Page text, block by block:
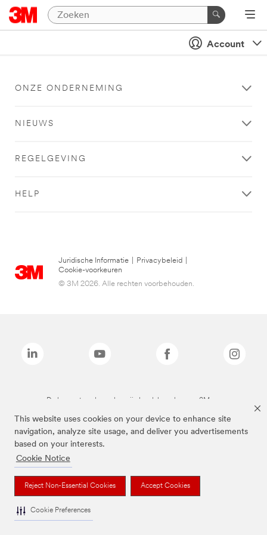
This website uses cookies on your device to enhance site
navigation, analyze site usage, and deliver you advertisements
based on your interests.
Cookie Notice
Reject Non-Essential Cookies Accept Cookies
Cookie Preferences
Account
ONZE ONDERNEMING
NIEUWS
REGELGEVING
HELP
Juridische Informatie Privacybeleid
Cookie-voorkeuren
© 3M 2026. Alle rechten voorbehouden.
De bovenstaande merken zijn handelsmerken van 3M.we